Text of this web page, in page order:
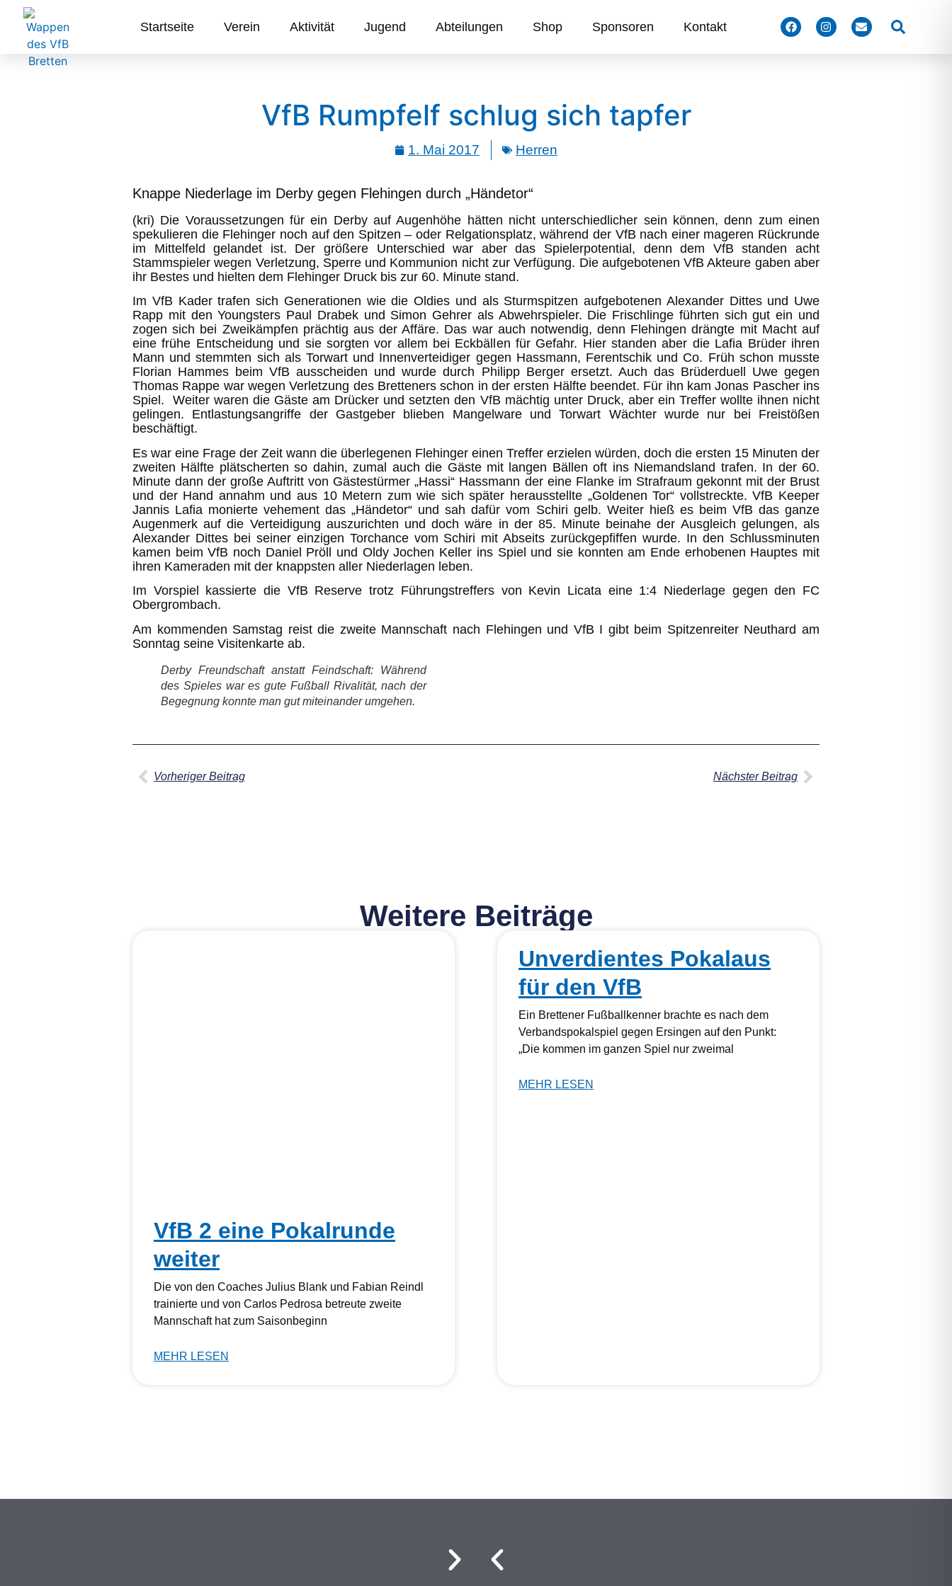
Startseite Verein Aktivität Jugend Abteilungen Shop Sponsoren Kontakt Suchen
VfB Rumpfelf schlug sich tapfer
1. Mai 2017 Herren
Knappe Niederlage im Derby gegen Flehingen durch „Händetor“
(kri) Die Voraussetzungen für ein Derby auf Augenhöhe hätten nicht unterschiedlicher sein können, denn zum einen
spekulieren die Flehinger noch auf den Spitzen – oder Relgationsplatz, während der VfB nach einer mageren Rückrunde
im Mittelfeld gelandet ist. Der größere Unterschied war aber das Spielerpotential, denn dem VfB standen acht
Stammspieler wegen Verletzung, Sperre und Kommunion nicht zur Verfügung. Die aufgebotenen VfB Akteure gaben aber
ihr Bestes und hielten dem Flehinger Druck bis zur 60. Minute stand.
Im VfB Kader trafen sich Generationen wie die Oldies und als Sturmspitzen aufgebotenen Alexander Dittes und Uwe
Rapp mit den Youngsters Paul Drabek und Simon Gehrer als Abwehrspieler. Die Frischlinge führten sich gut ein und
zogen sich bei Zweikämpfen prächtig aus der Affäre. Das war auch notwendig, denn Flehingen drängte mit Macht auf
eine frühe Entscheidung und sie sorgten vor allem bei Eckbällen für Gefahr. Hier standen aber die Lafia Brüder ihren
Mann und stemmten sich als Torwart und Innenverteidiger gegen Hassmann, Ferentschik und Co. Früh schon musste
Florian Hammes beim VfB ausscheiden und wurde durch Philipp Berger ersetzt. Auch das Brüderduell Uwe gegen
Thomas Rappe war wegen Verletzung des Bretteners schon in der ersten Hälfte beendet. Für ihn kam Jonas Pascher ins
Spiel. Weiter waren die Gäste am Drücker und setzten den VfB mächtig unter Druck, aber ein Treffer wollte ihnen nicht
gelingen. Entlastungsangriffe der Gastgeber blieben Mangelware und Torwart Wächter wurde nur bei Freistößen
beschäftigt.
Es war eine Frage der Zeit wann die überlegenen Flehinger einen Treffer erzielen würden, doch die ersten 15 Minuten der
zweiten Hälfte plätscherten so dahin, zumal auch die Gäste mit langen Bällen oft ins Niemandsland trafen. In der 60.
Minute dann der große Auftritt von Gästestürmer „Hassi“ Hassmann der eine Flanke im Strafraum gekonnt mit der Brust
und der Hand annahm und aus 10 Metern zum wie sich später herausstellte „Goldenen Tor“ vollstreckte. VfB Keeper
Jannis Lafia monierte vehement das „Händetor“ und sah dafür vom Schiri gelb. Weiter hieß es beim VfB das ganze
Augenmerk auf die Verteidigung auszurichten und doch wäre in der 85. Minute beinahe der Ausgleich gelungen, als
Alexander Dittes bei seiner einzigen Torchance vom Schiri mit Abseits zurückgepfiffen wurde. In den Schlussminuten
kamen beim VfB noch Daniel Pröll und Oldy Jochen Keller ins Spiel und sie konnten am Ende erhobenen Hauptes mit
ihren Kameraden mit der knappsten aller Niederlagen leben.
Im Vorspiel kassierte die VfB Reserve trotz Führungstreffers von Kevin Licata eine 1:4 Niederlage gegen den FC
Obergrombach.
Am kommenden Samstag reist die zweite Mannschaft nach Flehingen und VfB I gibt beim Spitzenreiter Neuthard am
Sonntag seine Visitenkarte ab.
Derby Freundschaft anstatt Feindschaft: Während
des Spieles war es gute Fußball Rivalität, nach der
Begegnung konnte man gut miteinander umgehen.
Vorheriger Beitrag Nächster Beitrag
Weitere Beiträge
VfB 2 eine Pokalrunde
weiter
Die von den Coaches Julius Blank und Fabian Reindl
trainierte und von Carlos Pedrosa betreute zweite
Mannschaft hat zum Saisonbeginn
MEHR LESEN
Unverdientes Pokalaus
für den VfB
Ein Brettener Fußballkenner brachte es nach dem
Verbandspokalspiel gegen Ersingen auf den Punkt:
„Die kommen im ganzen Spiel nur zweimal
MEHR LESEN